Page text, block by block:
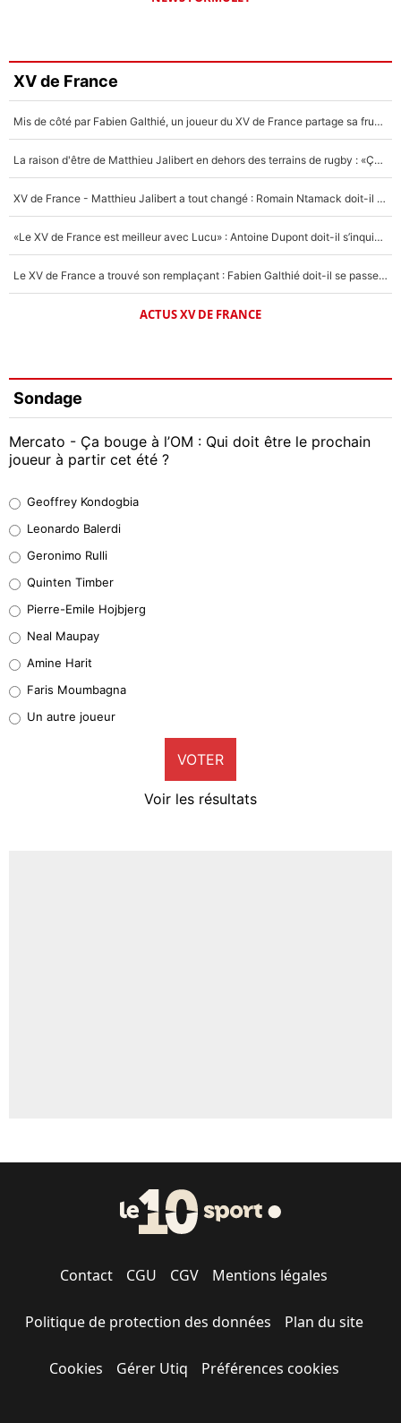
XV de France
Mis de côté par Fabien Galthié, un joueur du XV de France partage sa frustration : «ils ne me l’ont pas dit tout de suite»
La raison d'être de Matthieu Jalibert en dehors des terrains de rugby : «Ça m'atteint autant que si tu touches à un membre de ma famille»
XV de France - Matthieu Jalibert a tout changé : Romain Ntamack doit-il s’inquiéter pour sa place à un an de la Coupe du monde ?
«Le XV de France est meilleur avec Lucu» : Antoine Dupont doit-il s’inquiéter pour sa place ?
Le XV de France a trouvé son remplaçant : Fabien Galthié doit-il se passer d'Antoine Dupont ?
ACTUS XV DE FRANCE
Sondage
Mercato - Ça bouge à l’OM : Qui doit être le prochain
joueur à partir cet été ?
38%
32%
5%
1%
9%
Geoffrey Kondogbia
Leonardo Balerdi
Geronimo Rulli
Quinten Timber
Pierre-Emile Hojbjerg
Neal Maupay
Amine Harit
Faris Moumbagna
Un autre joueur
VOTER
Voir les résultats
Contact CGU CGV Mentions légales
Politique de protection des données Plan du site
Cookies Gérer Utiq Préférences cookies